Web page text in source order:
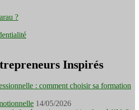
?
Inspirés
: comment choisir sa formation
14/05/2026